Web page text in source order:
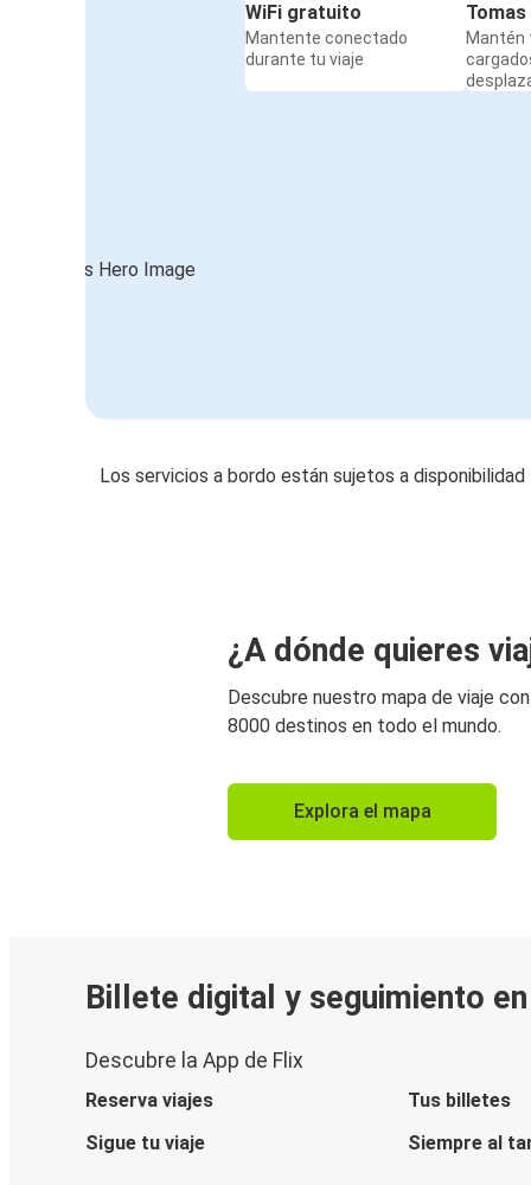
WiFi gratuito
Mantente conectado
durante tu viaje
Mantén
Los servicios a bordo están sujetos a disponibilidad
¿A dónde quieres
Descubre nuestro mapa de viaje
8000 destinos en todo el mundo.
Explora el mapa
Billete digital y seguimiento
Descubre la App de Flix
Reserva viajes
Tus billetes
Sigue tu viaje
Siempre al